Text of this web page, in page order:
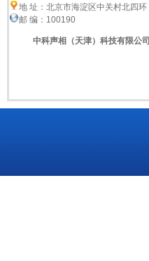
地 址：北京市海淀区中关村北四环
邮 编：100190
中科声相（天津）科技有限公司